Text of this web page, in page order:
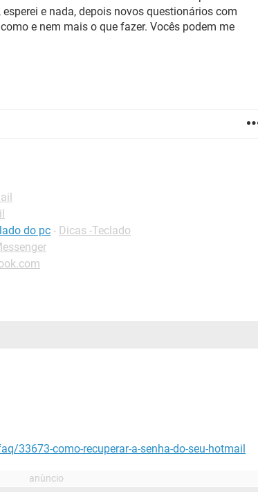
e nada, depois novos questionários com
e nem mais o que fazer. Vocês podem me
do pc - Dicas -Teclado
33673-como-recuperar-a-senha-do-seu-hotmail